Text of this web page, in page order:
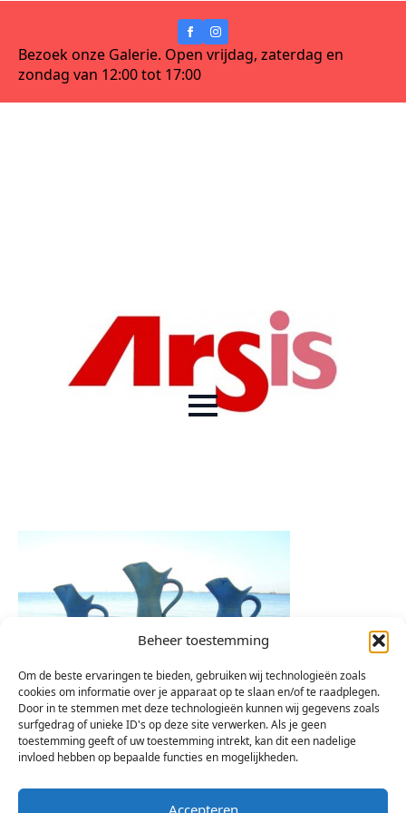
Beheer toestemming
Om de beste ervaringen te bieden, gebruiken wij technologieën zoals
cookies om informatie over je apparaat op te slaan en/of te raadplegen.
Door in te stemmen met deze technologieën kunnen wij gegevens zoals
surfgedrag of unieke ID's op deze site verwerken. Als je geen
toestemming geeft of uw toestemming intrekt, kan dit een nadelige
invloed hebben op bepaalde functies en mogelijkheden.
Accepteren
Bezoek onze Galerie. Open vrijdag, zaterdag en
zondag van 12:00 tot 17:00